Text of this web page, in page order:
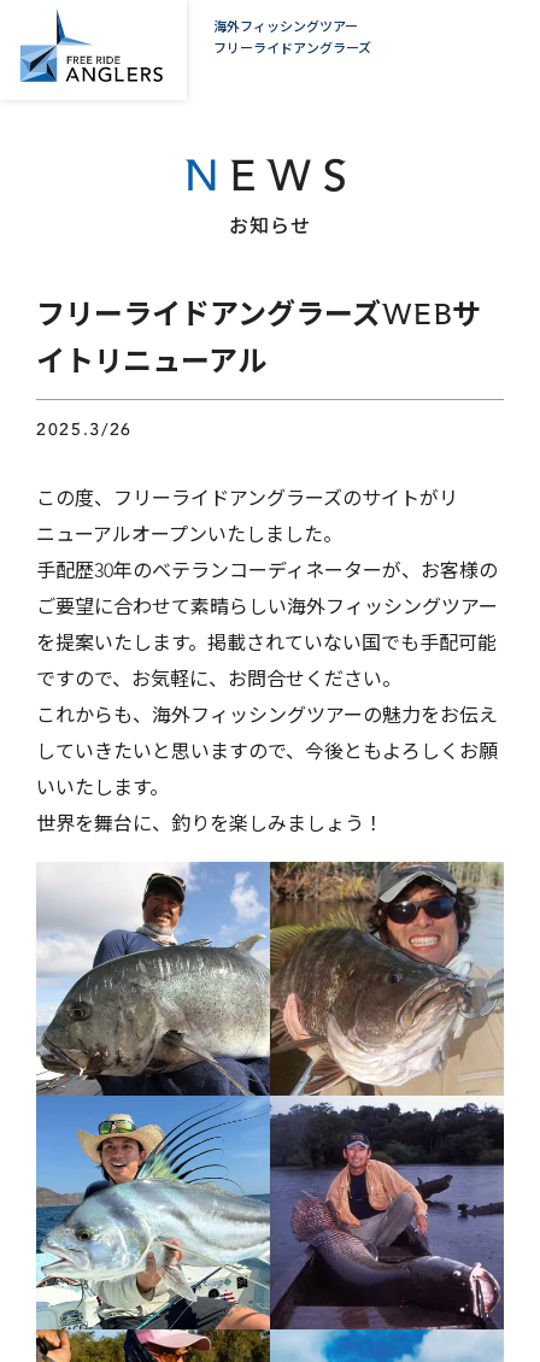
海外フィッシングツアー
フリーライドアングラーズ
NEWS
お知らせ
フリーライドアングラーズWEBサ
イトリニューアル
2025.3/26
この度、フリーライドアングラーズのサイトがリ
ニューアルオープンいたしました。
手配歴30年のベテランコーディネーターが、お客様の
ご要望に合わせて素晴らしい海外フィッシングツアー
を提案いたします。掲載されていない国でも手配可能
ですので、お気軽に、お問合せください。
これからも、海外フィッシングツアーの魅力をお伝え
していきたいと思いますので、今後ともよろしくお願
いいたします。
世界を舞台に、釣りを楽しみましょう！